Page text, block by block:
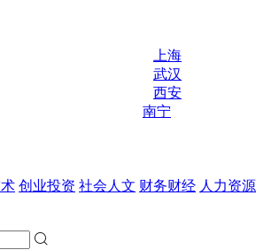
上海
武汉
西安
南宁
创业投资 社会人文 财务财经 人力资源